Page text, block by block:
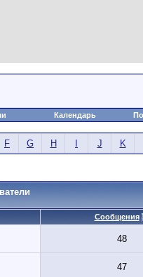
Календарь
F G H J K
Сообщения
48
47